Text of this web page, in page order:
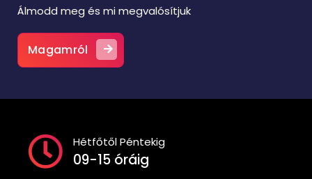
Álmodd meg és mi megvalósítjuk
Magamról
Hétfőtől Péntekig
09-15 óráig